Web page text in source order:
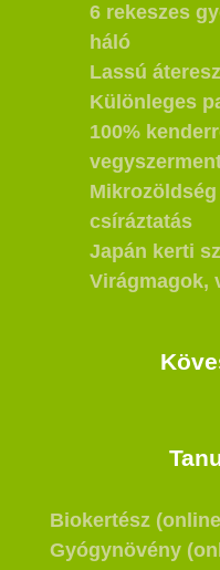
6 rekeszes
háló
Lassú
Különleges
100%
csíráztatás
Japán kerti
Virágmagok,
Biokertész
Gyógynövény